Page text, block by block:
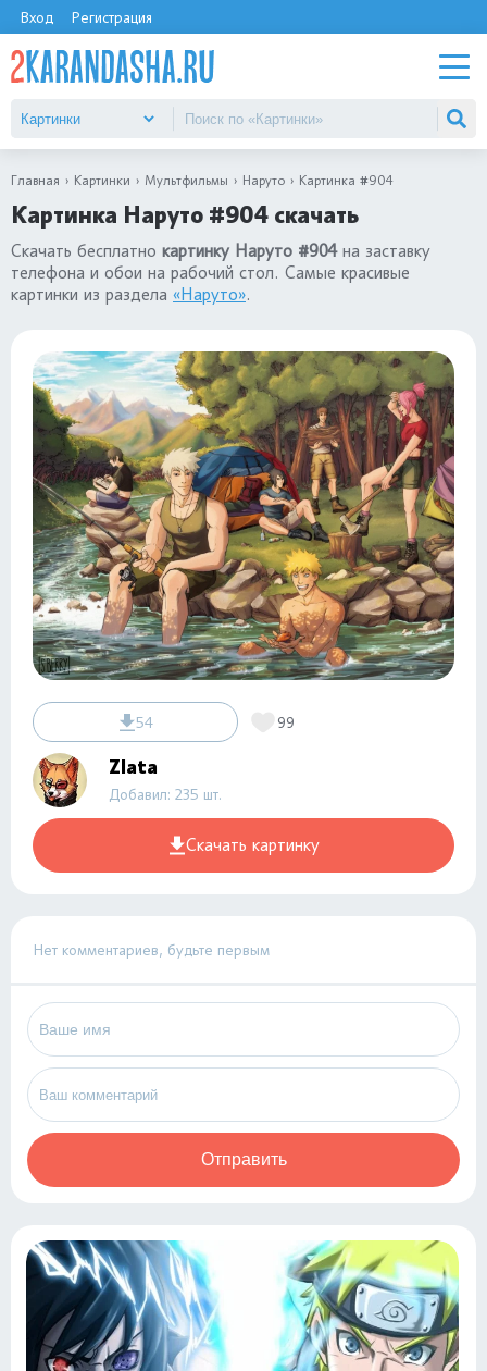
Вход Регистрация
Главная Картинки Мультфильмы Наруто Картинка #904
Картинка Наруто #904 скачать
Скачать бесплатно картинку Наруто #904на заставку
телефона и обои на рабочий стол. Самые красивые
картинки из раздела «Наруто».
54 99
Zlata
Добавил: 235 шт.
Скачать картинку
Нет комментариев, будьте первым
Отправить